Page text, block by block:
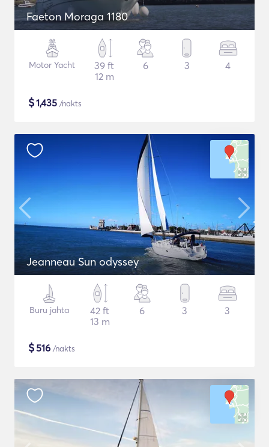
Faeton Moraga 1180
Motor Yacht
39 ft
12 m
6 3 4
$1,435 /nakts
Jeanneau Sun odyssey
Buru jahta
42 ft
13 m
6 3 3
$516 /nakts